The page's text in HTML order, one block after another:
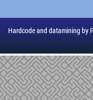
Hardcode and datamining by